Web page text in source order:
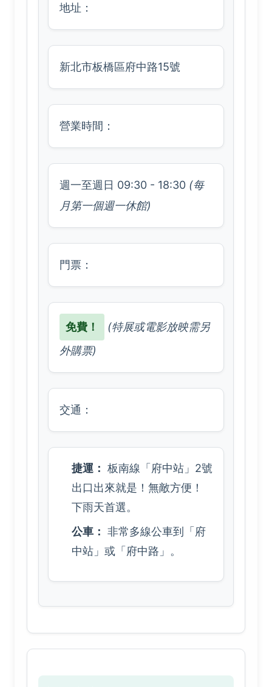
地址：
新北市板橋區府中路15號
營業時間：
週一至週日 09:30 - 18:30 (每
月第一個週一休館)
門票：
免費！
(特展或電影放映需另
外購票)
交通：
捷運： 板南線「府中站」2號
出口出來就是！無敵方便！
下雨天首選。
公車： 非常多線公車到「府
中站」或「府中路」。